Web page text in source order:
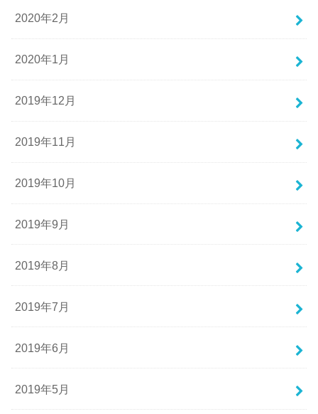
2020年2月
2020年1月
2019年12月
2019年11月
2019年10月
2019年9月
2019年8月
2019年7月
2019年6月
2019年5月